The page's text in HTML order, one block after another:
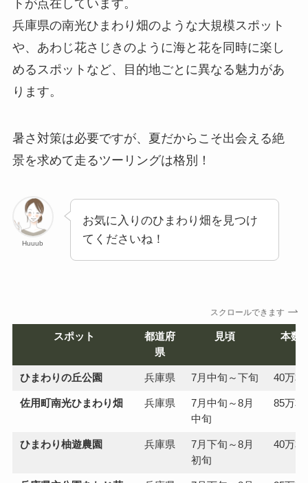
トが点在しています。
兵庫県の南光ひまわり畑のような大規模スポット
や、あわじ花さじきのように海と花を同時に楽し
めるスポットなど、目的地ごとに異なる魅力があ
ります。
暑さ対策は必要ですが、夏だからこそ出会える絶
景を求めて走るツーリングは格別！
Huuub
お気に入りのひまわり畑を見つけ
てくださいね！
スクロールできます
スポット
都道府
県
見頃 本数
ひまわりの丘公園 兵庫県 7月中旬～下旬 40万本
佐用町南光ひまわり畑 兵庫県
7月中旬～8月
中旬
85万本
ひまわり柚遊農園 兵庫県
7月下旬～8月
初旬
40万本